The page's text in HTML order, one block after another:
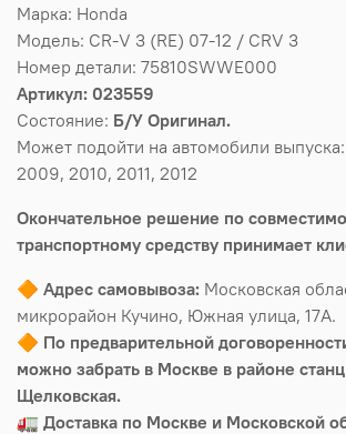
Марка: Honda
Модель: CR-V 3 (RE) 07-12 / CRV 3
Номер детали: 75810SWWE000
Артикул: 023559
Состояние: Б/У Оригинал.
Может подойти на автомобили
2009, 2010, 2011, 2012
Окончательное решение по
транспортному средству принимает
🔶 Адрес самовывоза: Московская
микрорайон Кучино, Южная улица, 17А.
🔶 По предварительной
можно забрать в Москве в районе
Щелковская.
🚛 Доставка по Москве и Московской